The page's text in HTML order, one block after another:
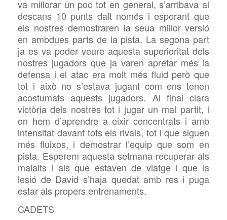
va millorar un poc tot en general, s’arribava al
descans 10 punts dalt només i esperant que
els nostres demostraren la seua millor versió
en ambdues parts de la pista. La segona part
ja es va poder veure aquesta superioritat dels
nostres jugadors que ja varen apretar més la
defensa i el atac era molt més fluid però que
tot i això no s’estava jugant com ens tenen
acostumats aquests jugadors. Al final clara
victòria dels nostres tot i jugar un mal partit, i
on hem d’aprendre a eixir concentrats i amb
intensitat davant tots els rivals, tot i que siguen
més fluixos, i demostrar l’equip que som en
pista. Esperem aquesta setmana recuperar als
malalts i als que estaven de viatge i que la
lesió de David s’haja quedat amb res i puga
estar als propers entrenaments.
CADETS